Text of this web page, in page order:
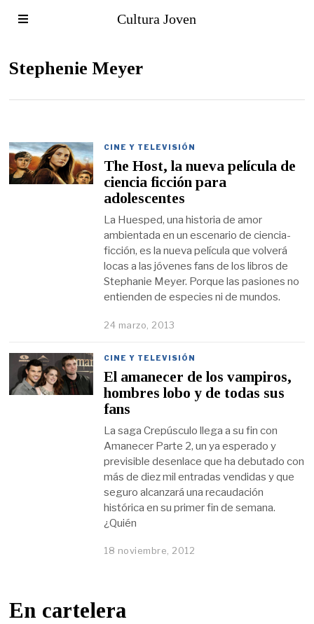
Cultura Joven
Stephenie Meyer
CINE Y TELEVISIÓN
The Host, la nueva película de
ciencia ficción para
adolescentes
La Huesped, una historia de amor
ambientada en un escenario de ciencia-
ficción, es la nueva película que volverá
locas a las jóvenes fans de los libros de
Stephanie Meyer. Porque las pasiones no
entienden de especies ni de mundos.
24 marzo, 2013
CINE Y TELEVISIÓN
El amanecer de los vampiros,
hombres lobo y de todas sus
fans
La saga Crepúsculo llega a su fin con
Amanecer Parte 2, un ya esperado y
previsible desenlace que ha debutado con
más de diez mil entradas vendidas y que
seguro alcanzará una recaudación
histórica en su primer fin de semana.
¿Quién
18 noviembre, 2012
En cartelera